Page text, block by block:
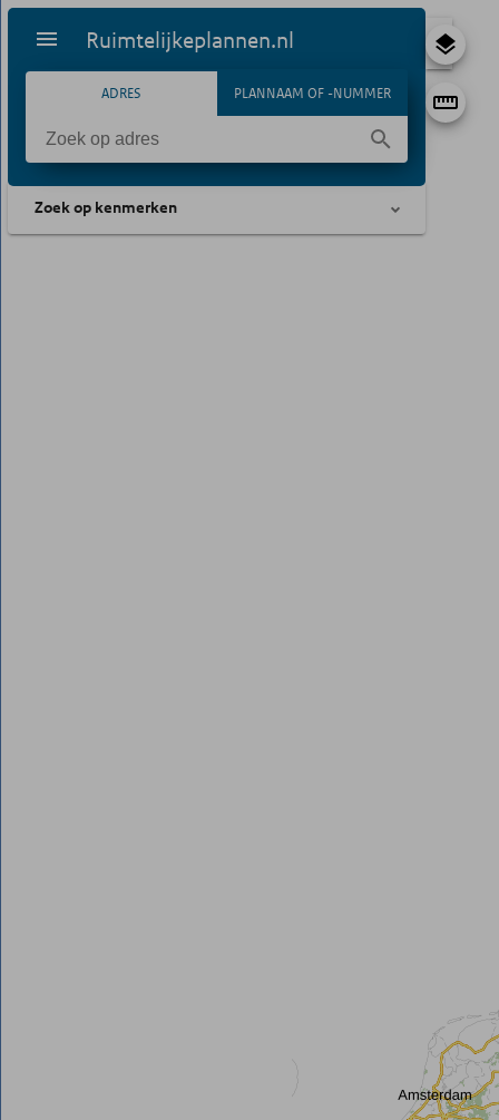
Ruimtelijkeplannen.nl
ADRES PLANNAAM OF -NUMMER
Zoek op kenmerken